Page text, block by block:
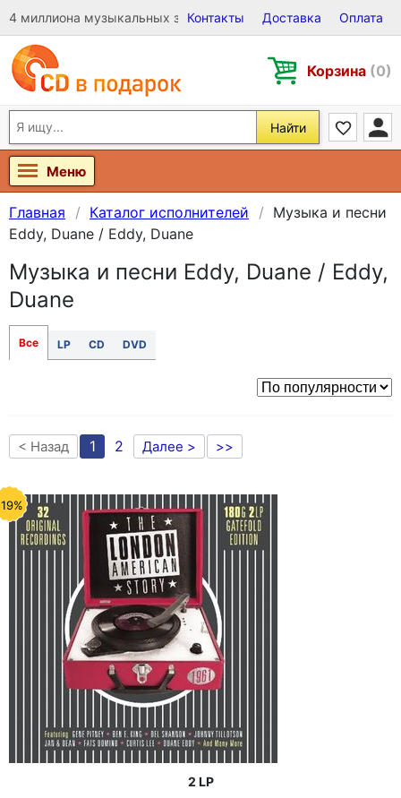
4 миллиона музыкальных записей на Виниле, CD и DVD
Контакты Доставка Оплата
Корзина (0)
Найти
Меню
Главная Каталог исполнителей
Музыка и песни
Eddy, Duane / Eddy, Duane
Музыка и песни Eddy, Duane / Eddy,
Duane
Все LP CD DVD
< Назад 1 2 Далее > >>
2 LP